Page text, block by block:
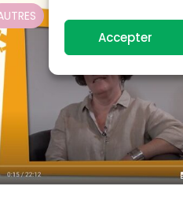
Accepter